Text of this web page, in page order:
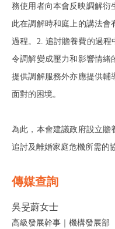
務使用者向本會反映調解衍
此在調解時和庭上的講法
過程。2. 追討贍養費的過
令調解變成壓力和影響情緒
提供調解服務外亦應提供輔
面對的困境。
為此，本會建議政府設立贍
追討及離婚家庭危機所需的
傳媒查詢
吳旻蔚女士
高級發展幹事｜機構發展部